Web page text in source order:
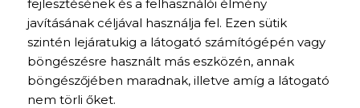
fejlesztésének és a felhasználói élmény
javításának céljával használja fel. Ezen sütik
szintén lejáratukig a látogató számítógépén vagy
böngészésre használt más eszközén, annak
böngészőjében maradnak, illetve amíg a látogató
nem törli őket.